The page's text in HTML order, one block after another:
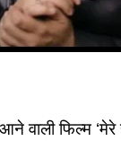
वाली फिल्म